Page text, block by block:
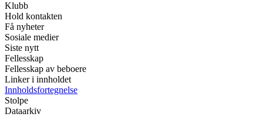
Klubb
Hold kontakten
Få nyheter
Sosiale medier
Siste nytt
Fellesskap
Fellesskap av beboere
Linker i innholdet
Innholdsfortegnelse
Stolpe
Dataarkiv